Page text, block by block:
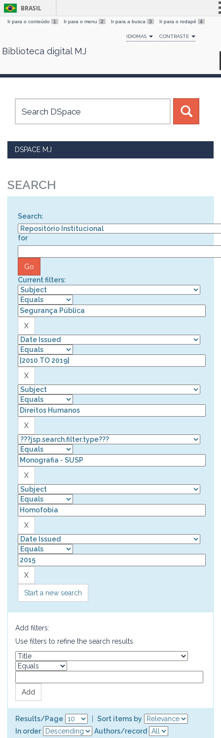
Skip
BRASIL
Simplifique!
Comunica BR
Canais
Ir para o conteúdo 1 Ir para o menu 2 Ir para a busca 3 Ir para o rodapé 4
IDIOMAS CONTRASTE
Biblioteca digital MJ
DSPACE MJ
SEARCH
Search:
for
Current filters:
Start a new search
Add filters:
Use filters to refine the search results.
Results/Page
Sort items by
In order
Authors/record